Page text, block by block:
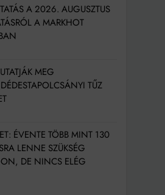
A 2026. AUGUSZTUS
A MARKHOT
MEG
TŰZ
ÉVENTE TÖBB MINT 130
LENNE SZÜKSÉG
DE NINCS ELÉG